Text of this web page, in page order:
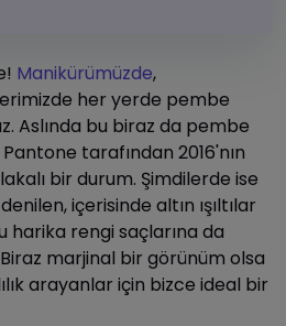
Manikürümüzde,
her yerde pembe
Aslında bu biraz da pembe
tarafından 2016'nın
bir durum. Şimdilerde ise
içerisinde altın ışıltılar
harika rengi saçlarına da
marjinal bir görünüm olsa
arayanlar için bizce ideal bir